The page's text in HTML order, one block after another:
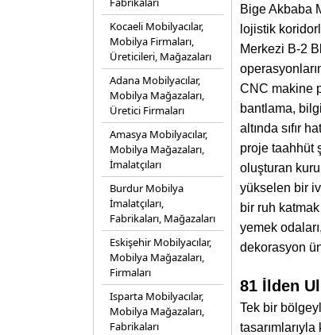
Kocaeli Mobilyacılar,
Mobilya Firmaları,
Üreticileri, Mağazaları
Adana Mobilyacılar,
Mobilya Mağazaları,
Üretici Firmaları
Amasya Mobilyacılar,
Mobilya Mağazaları,
İmalatçıları
Burdur Mobilya
İmalatçıları,
Fabrikaları, Mağazaları
Eskişehir Mobilyacılar,
Mobilya Mağazaları,
Firmaları
Isparta Mobilyacılar,
Mobilya Mağazaları,
Fabrikaları
Bige Akbaba
lojistik
Merkezi B-2
CNC makine
bantlama,
altında sıfır
proje taahhüt
oluşturan
yükselen bir
bir ruh
yemek
dekorasyon
81 İlden
Tek bir